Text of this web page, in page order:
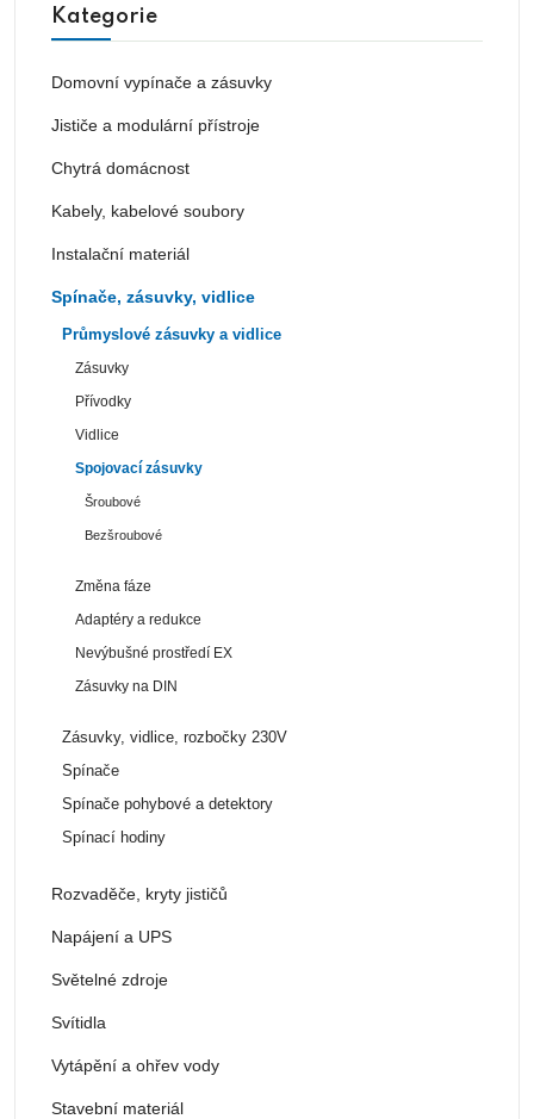
Kategorie
Domovní vypínače a zásuvky
Jističe a modulární přístroje
Chytrá domácnost
Kabely, kabelové soubory
Instalační materiál
Spínače, zásuvky, vidlice
Průmyslové zásuvky a vidlice
Zásuvky
Přívodky
Vidlice
Spojovací zásuvky
Šroubové
Bezšroubové
Změna fáze
Adaptéry a redukce
Nevýbušné prostředí EX
Zásuvky na DIN
Zásuvky, vidlice, rozbočky 230V
Spínače
Spínače pohybové a detektory
Spínací hodiny
Rozvaděče, kryty jističů
Napájení a UPS
Světelné zdroje
Svítidla
Vytápění a ohřev vody
Stavební materiál